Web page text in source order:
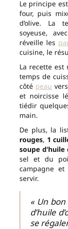
Le principe
four, puis
d’olive. La
soyeuse,
réveille les
cuisine, le
La recette est
temps de
côté peau
et noircisse
tiédir
main.
De plus, la
rouges, 1
soupe d’huile
sel et du
campagne
servir.
« Un
d’huile
se